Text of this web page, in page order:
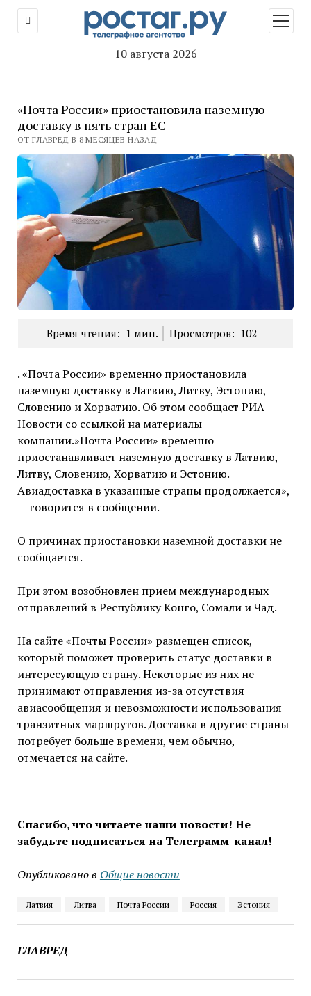
10 августа 2026
меню
«Почта России» приостановила наземную
доставку в пять стран ЕС
ОТ ГЛАВРЕД В 8 МЕСЯЦЕВ НАЗАД
Время чтения: 1 мин. Просмотров: 102
. «Почта России» временно приостановила
наземную доставку в Латвию, Литву, Эстонию,
Словению и Хорватию. Об этом сообщает РИА
Новости со ссылкой на материалы
компании.»Почта России» временно
приостанавливает наземную доставку в Латвию,
Литву, Словению, Хорватию и Эстонию.
Авиадоставка в указанные страны продолжается»,
— говорится в сообщении.
О причинах приостановки наземной доставки не
сообщается.
При этом возобновлен прием международных
отправлений в Республику Конго, Сомали и Чад.
На сайте «Почты России» размещен список,
который поможет проверить статус доставки в
интересующую страну. Некоторые из них не
принимают отправления из-за отсутствия
авиасообщения и невозможности использования
транзитных маршрутов. Доставка в другие страны
потребует больше времени, чем обычно,
отмечается на сайте.
Спасибо, что читаете наши новости! Не
забудьте подписаться на Телеграмм-канал!
Опубликовано в Общие новости
Латвия Литва Почта России Россия Эстония
ГЛАВРЕД